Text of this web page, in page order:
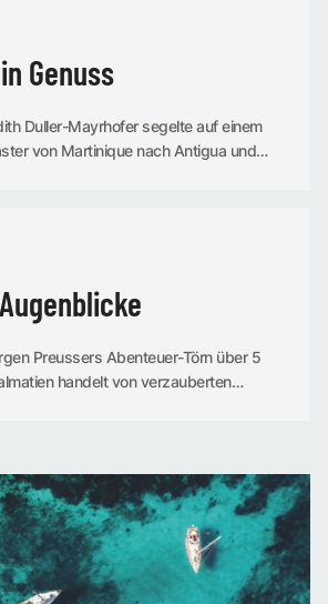
Genuss
Duller-Mayrhofer segelte auf einem
von Martinique nach Antigua und
Preussers Abenteuer-Törn über 5
handelt von verzauberten